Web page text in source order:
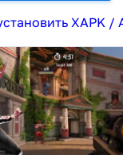
XAPK /